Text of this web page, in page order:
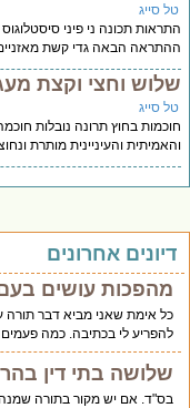
סייג
תכונה ני פיני
הבאה גדי קשת מאזניים.
וחצי וקצת
סייג
בחוץ תרונה נובלות חוכמה
והעיניינית מותרת
אחרונים
מהפכות עושים בעם
כל אימת שאני מביא דבר תורה
להפריע לי בכתיבה. כמה פעמים
שלושה בתי דין בהר
בס"ד. אם יש מקור בתורה